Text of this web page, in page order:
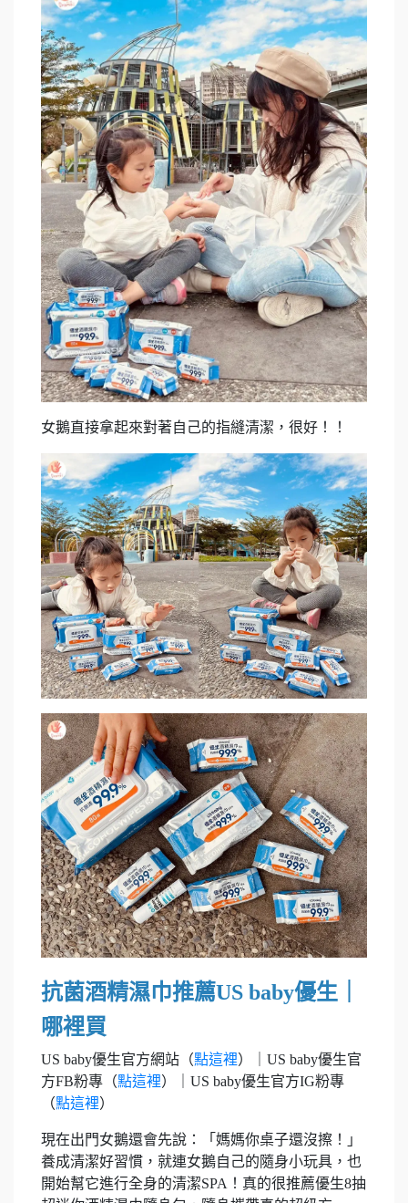
女鵝直接拿起來對著自己的指縫清潔，很好！！
抗菌酒精濕巾推薦US baby優生｜
哪裡買
US baby優生官方網站（點這裡）｜US baby優生官
方FB粉專（點這裡）｜US baby優生官方IG粉專
（點這裡）
現在出門女鵝還會先說：「媽媽你桌子還沒擦！」
養成清潔好習慣，就連女鵝自己的隨身小玩具，也
開始幫它進行全身的清潔SPA！真的很推薦優生8抽